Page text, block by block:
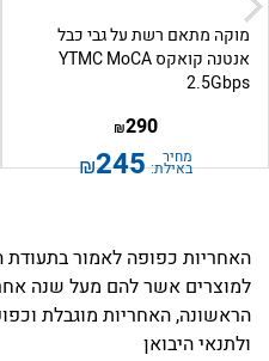
מוקה מתאם רשת על גבי כבל
אנטנה קואקס YTMC MoCA
2.5Gbps
290
₪
מחיר
באילת: 245
₪
האחריות כפופה לאמור בתעודת
למוצרים אשר להם מעל שנה
הראשונה, האחריות מוגבלת
ולתנאי היבואן